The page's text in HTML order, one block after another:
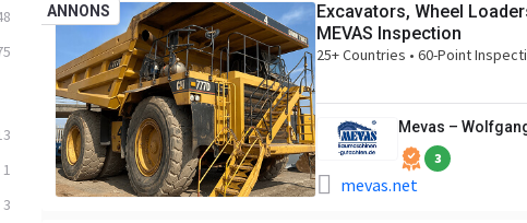
1
3
ANNONS
Excavators, Wheel
MEVAS Inspection
25+ Countries • 60-Point
Mevas –
3
mevas.net